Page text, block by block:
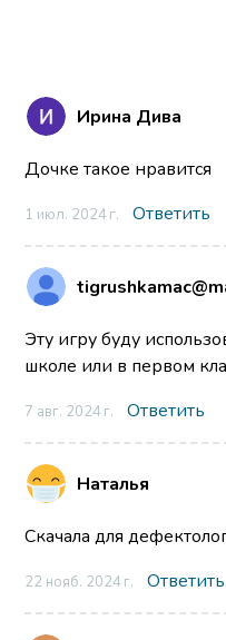
Ирина Дива
Дочке такое нравится
1 июл. 2024 г. Ответить
Эту игру буду
школе или в первом
7 авг. 2024 г. Ответить
Наталья
Скачала для
22 нояб. 2024 г. Ответить